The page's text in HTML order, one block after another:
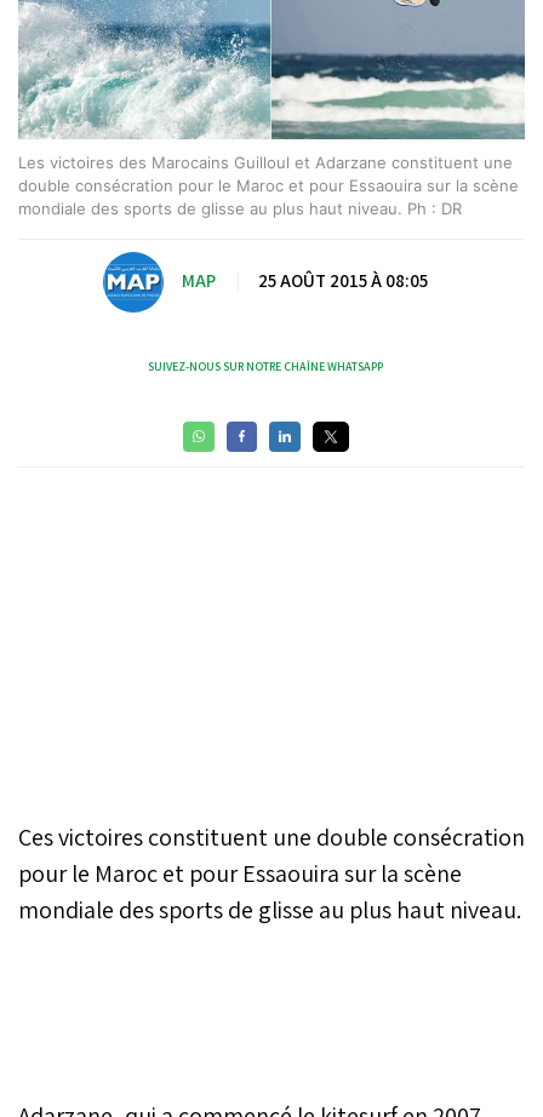
Les victoires des Marocains Guilloul et Adarzane constituent une
double consécration pour le Maroc et pour Essaouira sur la scène
mondiale des sports de glisse au plus haut niveau. Ph : DR
MAP 25 AOÛT 2015 À 08:05
SUIVEZ-NOUS SUR NOTRE CHAÎNE WHATSAPP
Ces victoires constituent une double consécration
pour le Maroc et pour Essaouira sur la scène
mondiale des sports de glisse au plus haut niveau.